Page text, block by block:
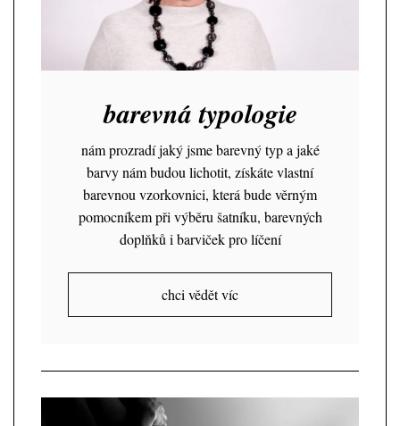
barevná typologie
nám prozradí jaký jsme barevný typ a jaké
barvy nám budou lichotit, získáte vlastní
barevnou vzorkovnici, která bude věrným
pomocníkem při výběru šatníku, barevných
doplňků i barviček pro líčení
chci vědět víc